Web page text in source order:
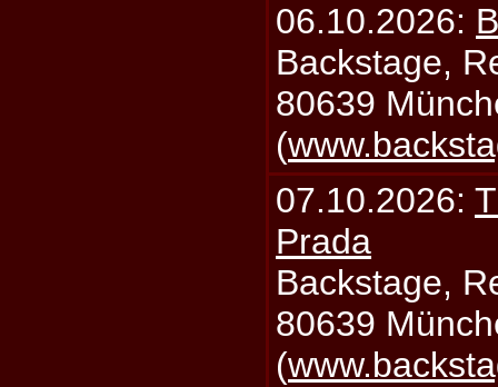
06.10.2026:
Backstage,
80639
(
07.10.2026:
Prada
Backstage,
80639
(